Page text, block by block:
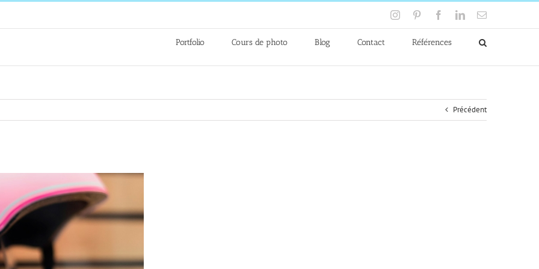
InstagramPinterestFacebookLinkedInEmail
Portfolio Cours de photo Blog Contact Références
Précédent